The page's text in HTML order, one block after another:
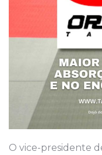
O vice-presidente